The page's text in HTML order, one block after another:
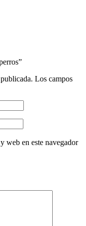
Los campos
web en este navegador